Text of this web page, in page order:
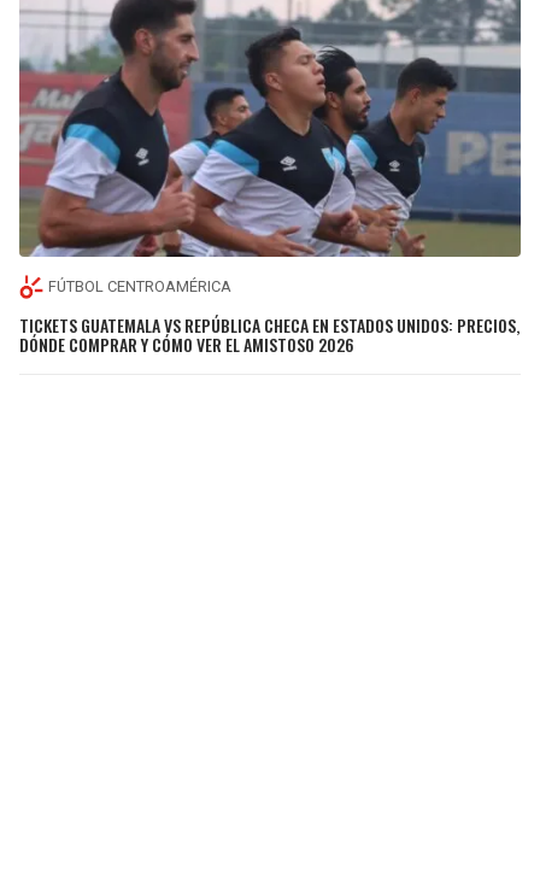
FÚTBOL CENTROAMÉRICA
TICKETS GUATEMALA VS REPÚBLICA CHECA EN ESTADOS UNIDOS: PRECIOS,
DÓNDE COMPRAR Y CÓMO VER EL AMISTOSO 2026